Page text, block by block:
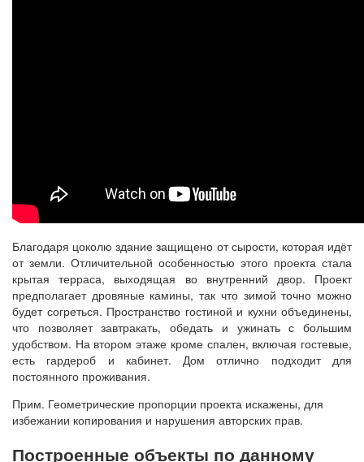
Благодаря цоколю здание защищено от сырости, которая идёт
от земли. Отличительной особенностью этого проекта стала
крытая терраса, выходящая во внутренний двор. Проект
предполагает дровяные камины, так что зимой точно можно
будет согреться. Пространство гостиной и кухни объединены,
что позволяет завтракать, обедать и ужинать с большим
удобством. На втором этаже кроме спален, включая гостевые,
есть гардероб и кабинет. Дом отлично подходит для
постоянного проживания.
Прим. Геометрические пропорции проекта искажены, для
избежании копирования и нарушения авторских прав.
Построенные объекты по данному